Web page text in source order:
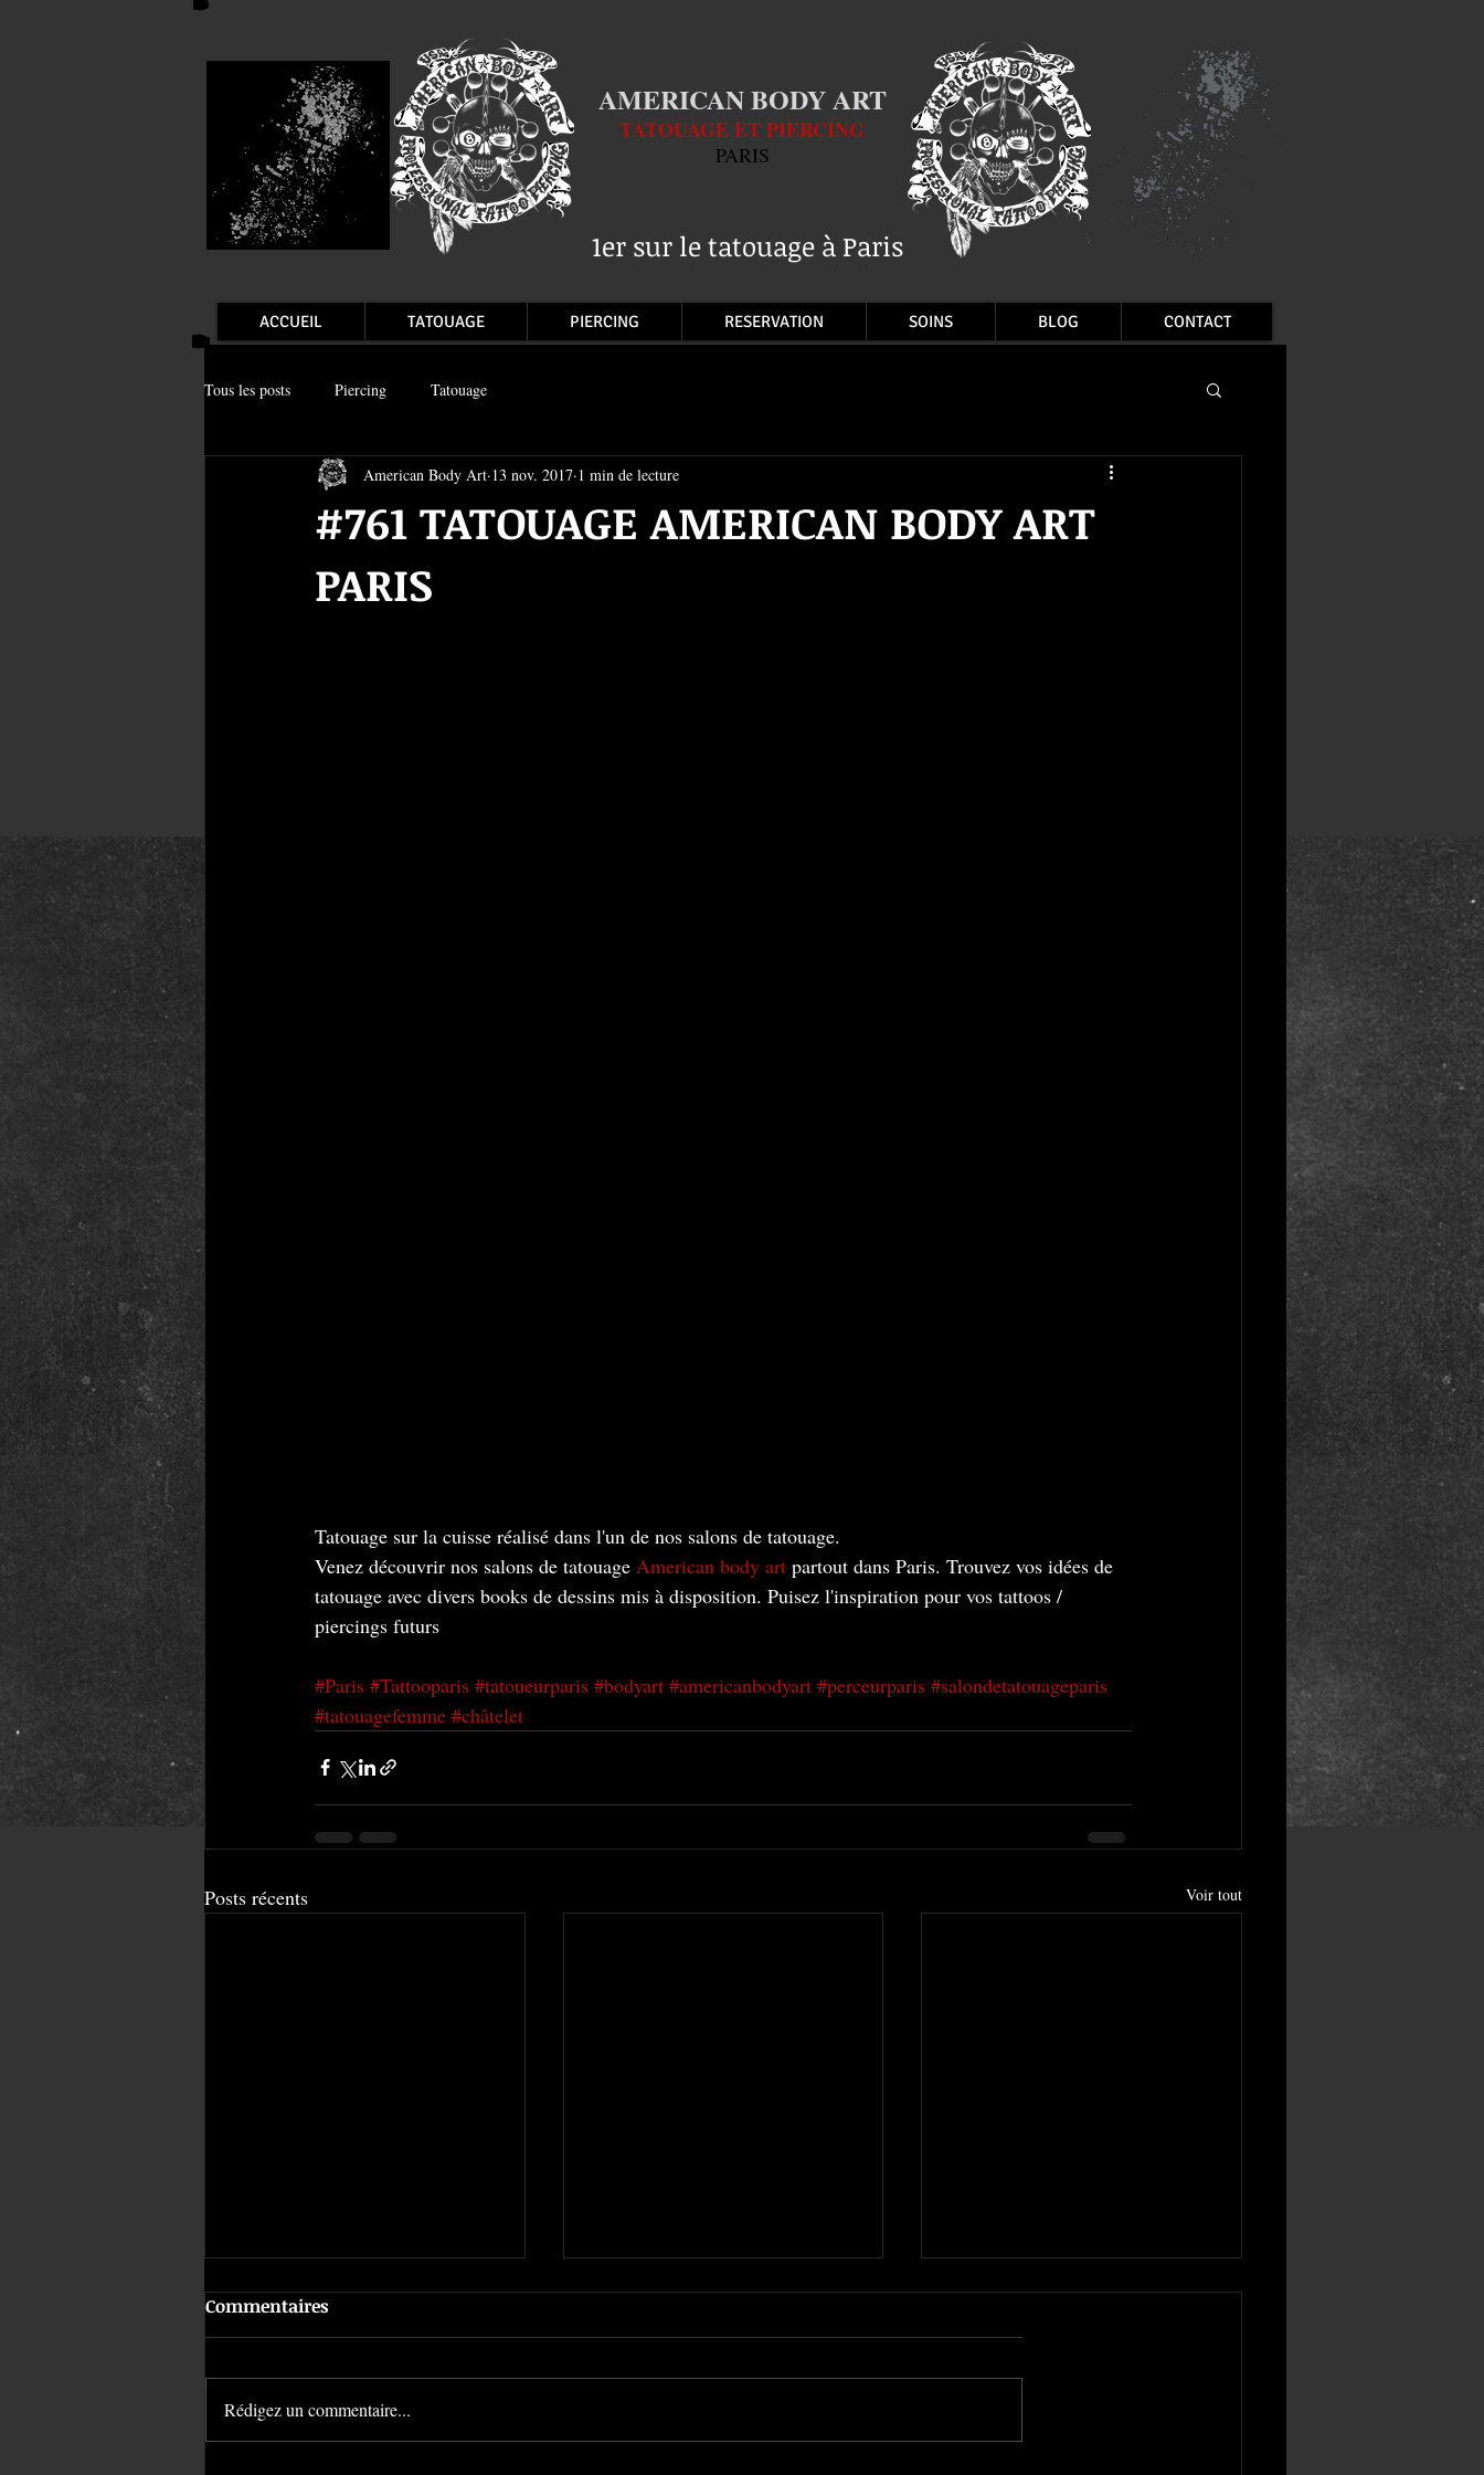
AMERICAN BODY ART
TATOUAGE ET PIERCING
PARIS
1er sur le tatouage à Paris
ACCUEIL TATOUAGE PIERCING RESERVATION SOINS BLOG CONTACT
Tous les posts Piercing Tatouage
#761 TATOUAGE AMERICAN BODY ART
PARIS
American Body Art 13 nov. 2017 1 min de lecture
Tatouage sur la cuisse réalisé dans l'un de nos salons de tatouage.
Venez découvrir nos salons de tatouage American body art partout dans Paris. Trouvez vos idées de
tatouage avec divers books de dessins mis à disposition. Puisez l'inspiration pour vos tattoos /
piercings futurs
#Paris #Tattooparis #tatoueurparis #bodyart #americanbodyart #perceurparis #salondetatouageparis
#tatouagefemme #châtelet
Posts récents Voir tout
Commentaires
Rédigez un commentaire...